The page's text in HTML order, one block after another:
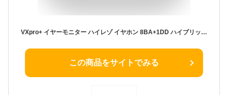
VXpro+ イヤーモニター ハイレゾ イヤホン 8BA+1DD ハイブリッド型 モニターイヤホン 高遮音性 IEM イヤモニ 有線 3.5mmジャック QDC脱着式ケーブル (ブラック)
この商品をサイトでみる